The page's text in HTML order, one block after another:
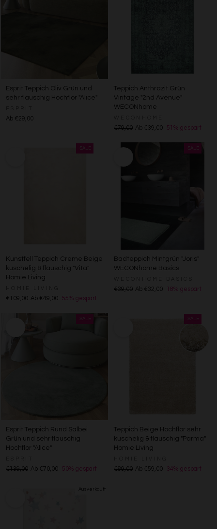
Esprit Teppich Oliv Grün und
sehr flauschig Hochflor "Alice"
Ab €29,00
Teppich Anthrazit Grün
Vintage "2nd Avenue"
WECONhome
€79,00 Ab €39,00 51% gespart
Kunstfell Teppich Creme Beige
kuschelig & flauschig "Vita"
Homie Living
€109,00 Ab €49,00 55% gespart
Badteppich Mintgrün "Joris"
WECONhome Basics
€39,00 Ab €32,00 18% gespart
Esprit Teppich Rund Salbei
Grün und sehr flauschig
Hochflor "Alice"
€139,00 Ab €70,00 50% gespart
Teppich Beige Hochflor sehr
kuschelig & flauschig "Parma"
Homie Living
€89,00 Ab €59,00 34% gespart